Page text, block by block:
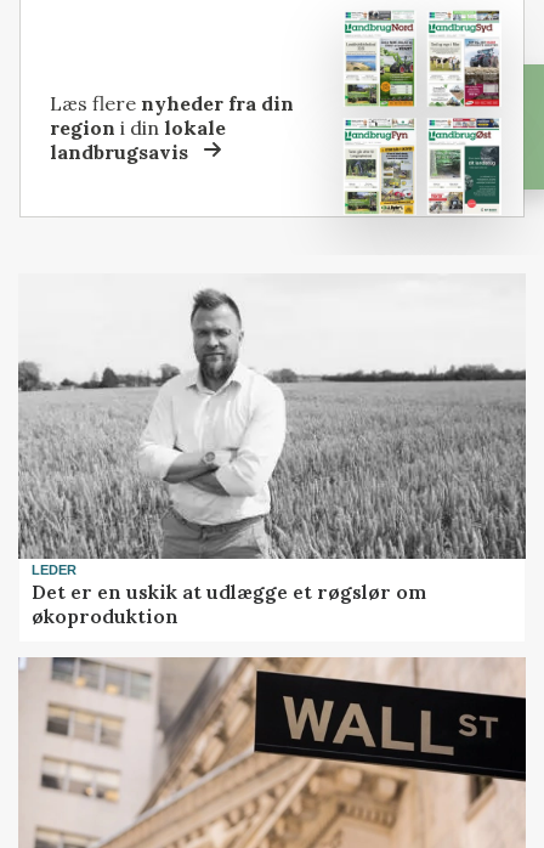
Læs flere nyheder fra din
region i dinlokale
landbrugsavis
LEDER
Det er en uskik at udlægge et røgslør om
økoproduktion